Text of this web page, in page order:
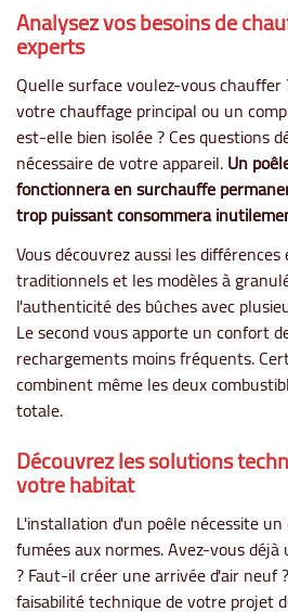
Analysez vos besoins de
experts
Quelle surface voulez-vous
votre chauffage principal ou un
est-elle bien isolée ? Ces questions
nécessaire de votre appareil.Un
fonctionnera en surchauffe
trop puissant consommera
Vous découvrez aussi les
traditionnels et les modèles à
l'authenticité des bûches avec
Le second vous apporte un confort
rechargements moins fréquents.
combinent même les deux
totale.
Découvrez les solutions
votre habitat
L'installation d'un poêle nécessite
fumées aux normes. Avez-vous
? Faut-il créer une arrivée d'air neuf
faisabilité technique de votre projet